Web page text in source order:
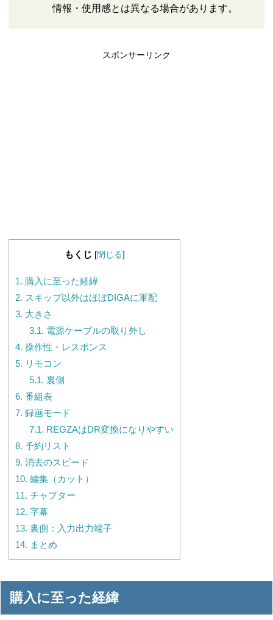
情報・使用感とは異なる場合があります。
スポンサーリンク
もくじ [閉じる]
1. 購入に至った経緯
2. スキップ以外はほぼDIGAに軍配
3. 大きさ
3.1. 電源ケーブルの取り外し
4. 操作性・レスポンス
5. リモコン
5.1. 裏側
6. 番組表
7. 録画モード
7.1. REGZAはDR変換になりやすい
8. 予約リスト
9. 消去のスピード
10. 編集（カット）
11. チャプター
12. 字幕
13. 裏側：入力出力端子
14. まとめ
購入に至った経緯